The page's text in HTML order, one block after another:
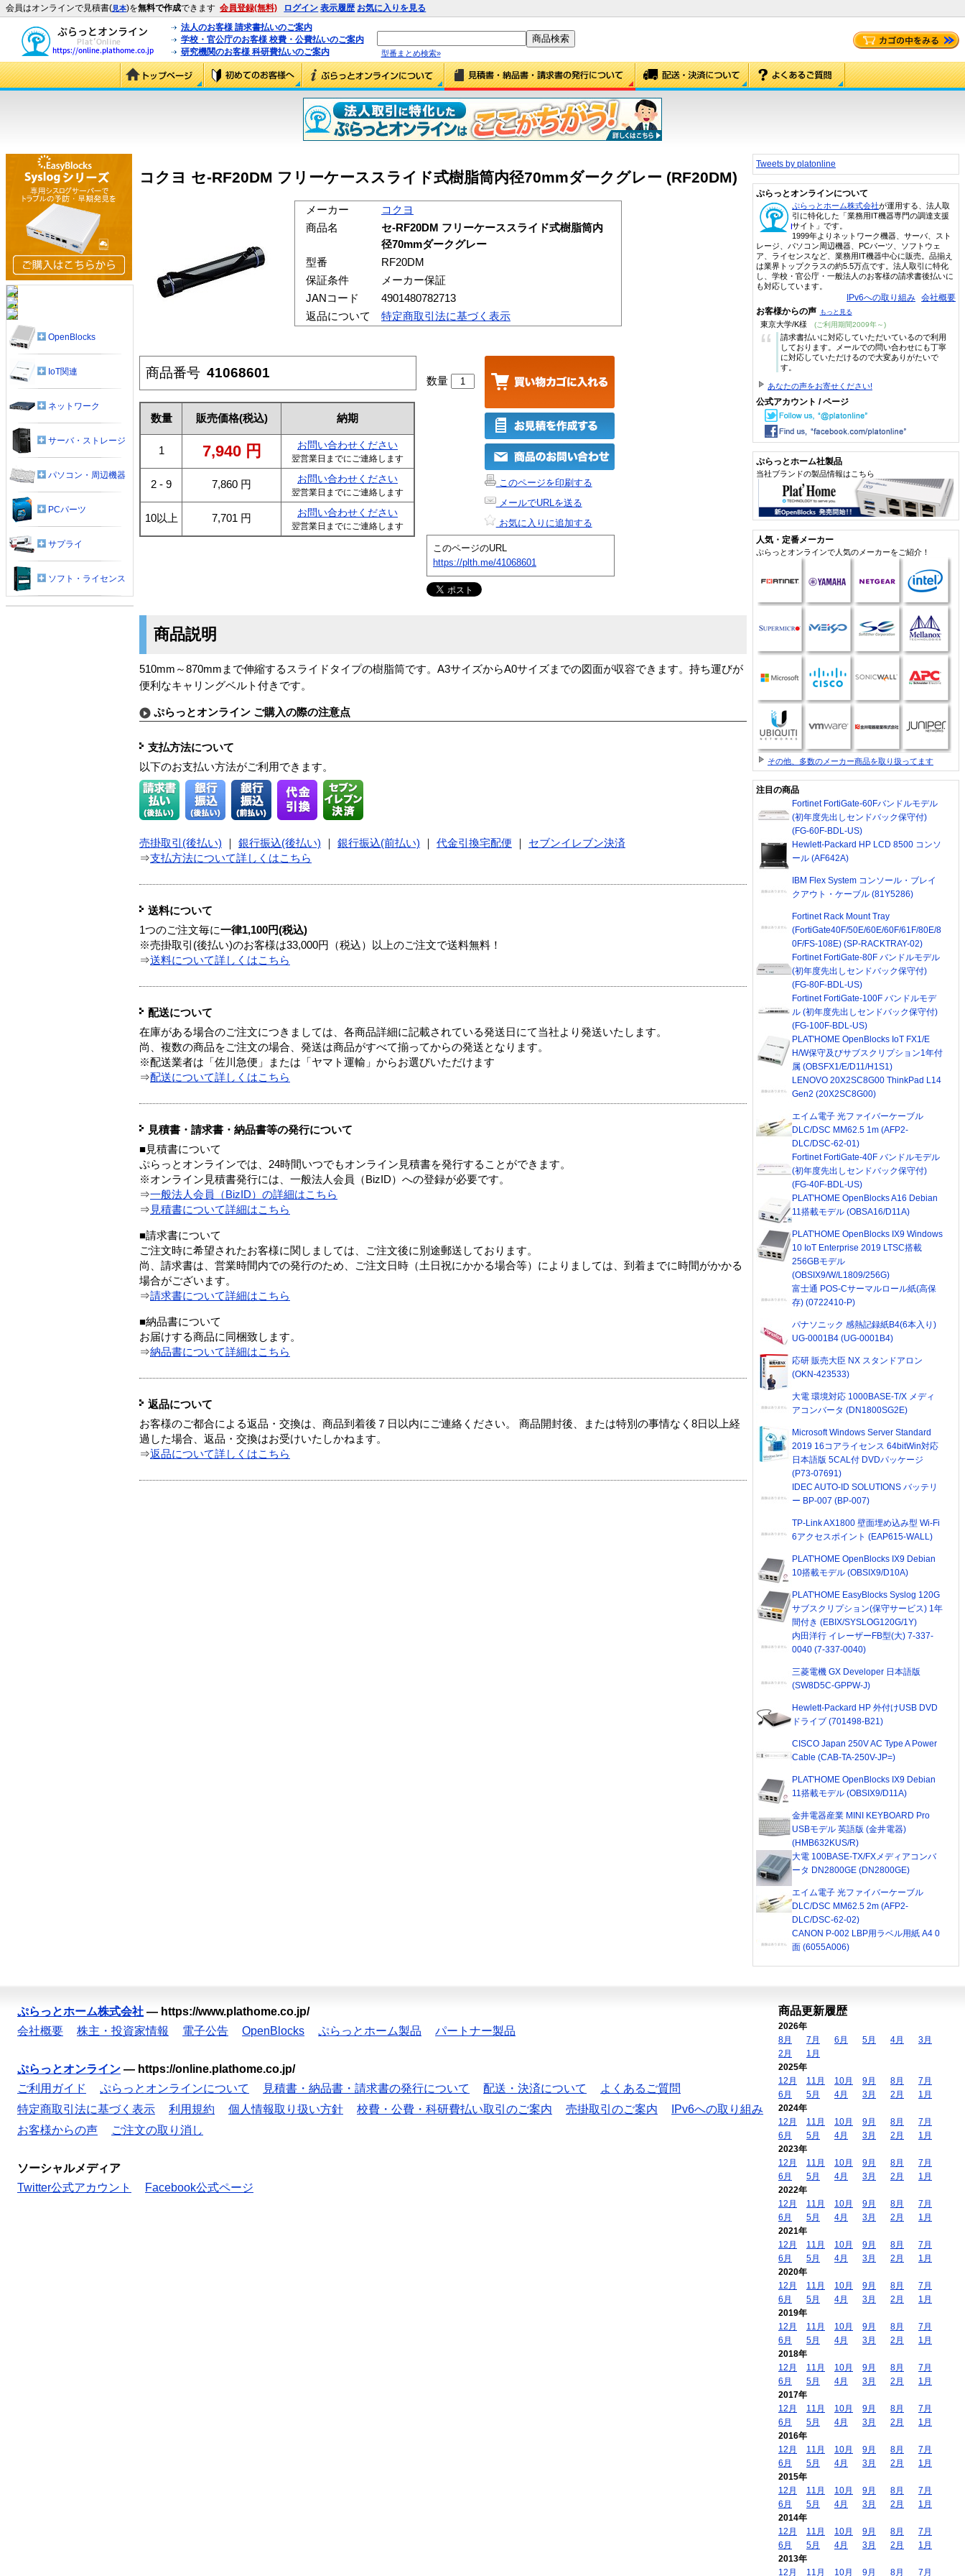
会員はオンラインで見積書(見本)を無料で作成できます 会員登録(無料) ログイン 表示履歴 お気に入りを見る
法人のお客様 請求書払いのご案内
学校・官公庁のお客様 校費・公費払いのご案内
研究機関のお客様 科研費払いのご案内
型番まとめ検索»
コクヨ セ-RF20DM フリーケーススライド式樹脂筒内径70mmダークグレー (RF20DM)
メーカー
コクヨ
商品名
セ-RF20DM フリーケーススライド式樹脂筒内
径70mmダークグレー
型番
RF20DM
保証条件
メーカー保証
JANコード
4901480782713
返品について
特定商取引法に基づく表示
商品番号 41068601
数量 販売価格(税込) 納期
1 7,940 円 お問い合わせください
翌営業日までにご連絡します
2 - 9 7,860 円 お問い合わせください
翌営業日までにご連絡します
10以上 7,701 円 お問い合わせください
翌営業日までにご連絡します
数量
このページを印刷する
メールでURLを送る
お気に入りに追加する
このページのURL
https://plth.me/41068601
商品説明
510mm～870mmまで伸縮するスライドタイプの樹脂筒です。A3サイズからA0サイズまでの図面が収容できます。持ち運びが
便利なキャリングベルト付きです。
ぷらっとオンライン ご購入の際の注意点
支払方法について
以下のお支払い方法がご利用できます。
売掛取引(後払い) 銀行振込(後払い) 銀行振込(前払い) 代金引換宅配便
セブンイレブン決済
⇒支払方法について詳しくはこちら
送料について
1つのご注文毎に一律1,100円(税込)
※売掛取引(後払い)のお客様は33,000円（税込）以上のご注文で送料無料！
⇒送料について詳しくはこちら
配送について
在庫がある場合のご注文につきましては、各商品詳細に記載されている発送日にて当社より発送いたします。
尚、複数の商品をご注文の場合、発送は商品がすべて揃ってからの発送となります。
※配送業者は「佐川急便」または「ヤマト運輸」からお選びいただけます
⇒配送について詳しくはこちら
見積書・請求書・納品書等の発行について
■見積書について
ぷらっとオンラインでは、24時間いつでもオンライン見積書を発行することができます。
※オンライン見積書発行には、一般法人会員（BizID）への登録が必要です。
⇒一般法人会員（BizID）の詳細はこちら
⇒ 見積書について詳細はこちら
■請求書について
ご注文時に希望されたお客様に関しましては、ご注文後に別途郵送しております。
尚、請求書は、営業時間内での発行のため、ご注文日時（土日祝にかかる場合等）によりましては、到着までに時間がかかる
場合がございます。
⇒請求書について詳細はこちら
■納品書について
お届けする商品に同梱致します。
⇒納品書について詳細はこちら
返品について
お客様のご都合による返品・交換は、商品到着後７日以内にご連絡ください。 商品開封後、または特別の事情なく8日以上経
過した場合、返品・交換はお受けいたしかねます。
⇒返品について詳しくはこちら
OpenBlocks
IoT関連
ネットワーク
サーバ・ストレージ
パソコン・周辺機器
PCパーツ
サプライ
ソフト・ライセンス
Tweets by platonline
ぷらっとオンラインについて
ぷらっとホーム株式会社が運用する、法人取
引に特化した「業務用IT機器専門の調達支援
サイト」です。
1999年よりネットワーク機器、サーバ、スト
レージ、パソコン周辺機器、PCパーツ、ソフトウェ
ア、ライセンスなど、業務用IT機器中心に販売。品揃え
は業界トップクラスの約5.5万点です。法人取引に特化
し、学校・官公庁・一般法人のお客様の請求書後払いに
も対応しています。
IPv6への取り組み 会社概要
お客様からの声 もっと見る
東京大学/K様 (ご利用期間2009年～)
“
請求書払いに対応していただいているので利用
しております。メールでの問い合わせにも丁寧
に対応していただけるので大変ありがたいで
す。
あなたの声をお寄せください!
公式アカウント / ページ
ぷらっとホーム社製品
当社ブランドの製品情報はこちら
人気・定番メーカー
ぷらっとオンラインで人気のメーカーをご紹介！
その他、多数のメーカー商品を取り扱ってます
注目の商品
Fortinet FortiGate-60Fバンドルモデル
(初年度先出しセンドバック保守付)
(FG-60F-BDL-US)
Hewlett-Packard HP LCD 8500 コンソ
ール (AF642A)
IBM Flex System コンソール・ブレイ
クアウト・ケーブル (81Y5286)
Fortinet Rack Mount Tray
(FortiGate40F/50E/60E/60F/61F/80E/8
0F/FS-108E) (SP-RACKTRAY-02)
Fortinet FortiGate-80F バンドルモデル
(初年度先出しセンドバック保守付)
(FG-80F-BDL-US)
Fortinet FortiGate-100F バンドルモデ
ル (初年度先出しセンドバック保守付)
(FG-100F-BDL-US)
PLAT'HOME OpenBlocks IoT FX1/E
H/W保守及びサブスクリプション1年付
属 (OBSFX1/E/D11/H1S1)
LENOVO 20X2SC8G00 ThinkPad L14
Gen2 (20X2SC8G00)
エイム電子 光ファイバーケーブル
DLC/DSC MM62.5 1m (AFP2-
DLC/DSC-62-01)
Fortinet FortiGate-40F バンドルモデル
(初年度先出しセンドバック保守付)
(FG-40F-BDL-US)
PLAT'HOME OpenBlocks A16 Debian
11搭載モデル (OBSA16/D11A)
PLAT'HOME OpenBlocks IX9 Windows
10 IoT Enterprise 2019 LTSC搭載
256GBモデル
(OBSIX9/W/L1809/256G)
富士通 POS-Cサーマルロール紙(高保
存) (0722410-P)
パナソニック 感熱記録紙B4(6本入り)
UG-0001B4 (UG-0001B4)
応研 販売大臣 NX スタンドアロン
(OKN-423533)
大電 環境対応 1000BASE-T/X メディ
アコンバータ (DN1800SG2E)
Microsoft Windows Server Standard
2019 16コアライセンス 64bitWin対応
日本語版 5CAL付 DVDパッケージ
(P73-07691)
IDEC AUTO-ID SOLUTIONS バッテリ
ー BP-007 (BP-007)
TP-Link AX1800 壁面埋め込み型 Wi-Fi
6アクセスポイント (EAP615-WALL)
PLAT'HOME OpenBlocks IX9 Debian
10搭載モデル (OBSIX9/D10A)
PLAT'HOME EasyBlocks Syslog 120G
サブスクリプション(保守サービス) 1年
間付き (EBIX/SYSLOG120G/1Y)
内田洋行 イレーザーFB型(大) 7-337-
0040 (7-337-0040)
三菱電機 GX Developer 日本語版
(SW8D5C-GPPW-J)
Hewlett-Packard HP 外付けUSB DVD
ドライブ (701498-B21)
CISCO Japan 250V AC Type A Power
Cable (CAB-TA-250V-JP=)
PLAT'HOME OpenBlocks IX9 Debian
11搭載モデル (OBSIX9/D11A)
金井電器産業 MINI KEYBOARD Pro
USBモデル 英語版 (金井電器)
(HMB632KUS/R)
大電 100BASE-TX/FXメディアコンバ
ータ DN2800GE (DN2800GE)
エイム電子 光ファイバーケーブル
DLC/DSC MM62.5 2m (AFP2-
DLC/DSC-62-02)
CANON P-002 LBP用ラベル用紙 A4 0
面 (6055A006)
ぷらっとホーム株式会社 — https://www.plathome.co.jp/
会社概要
株主・投資家情報 電子公告 OpenBlocks ぷらっとホーム製品 パートナー製品
ぷらっとオンライン — https://online.plathome.co.jp/
ご利用ガイド
ぷらっとオンラインについて 見積書・納品書・請求書の発行について 配送・決済について
よくあるご質問
特定商取引法に基づく表示
利用規約 個人情報取り扱い方針 校費・公費・科研費払い取引のご案内 売掛取引のご案内
IPv6への取り組み
お客様からの声
ご注文の取り消し
ソーシャルメディア
Twitter公式アカウント
Facebook公式ページ
商品更新履歴
2026年
8月
7月 6月 5月 4月
3月
2月
1月
2025年
12月
11月 10月 9月 8月
7月
6月
5月 4月 3月 2月
1月
2024年
12月
11月 10月 9月 8月
7月
6月
5月 4月 3月 2月
1月
2023年
12月
11月 10月 9月 8月
7月
6月
5月 4月 3月 2月
1月
2022年
12月
11月 10月 9月 8月
7月
6月
5月 4月 3月 2月
1月
2021年
12月
11月 10月 9月 8月
7月
6月
5月 4月 3月 2月
1月
2020年
12月
11月 10月 9月 8月
7月
6月
5月 4月 3月 2月
1月
2019年
12月
11月 10月 9月 8月
7月
6月
5月 4月 3月 2月
1月
2018年
12月
11月 10月 9月 8月
7月
6月
5月 4月 3月 2月
1月
2017年
12月
11月 10月 9月 8月
7月
6月
5月 4月 3月 2月
1月
2016年
12月
11月 10月 9月 8月
7月
6月
5月 4月 3月 2月
1月
2015年
12月
11月 10月 9月 8月
7月
6月
5月 4月 3月 2月
1月
2014年
12月
11月 10月 9月 8月
7月
6月
5月 4月 3月 2月
1月
2013年
12月
11月 10月 9月 8月 7月